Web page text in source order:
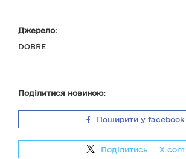
Джерело:
DOBRE
Поділитися новиною:
Поширити у facebook
Поділитись X.com